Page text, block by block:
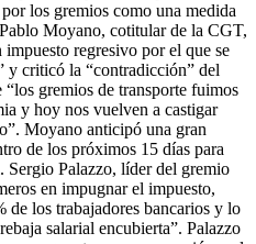
los gremios como una medida
Moyano, cotitular de la CGT,
regresivo por el que se
y criticó la “contradicción” del
gremios de transporte fuimos
y hoy nos vuelven a castigar
Moyano anticipó una gran
de los próximos 15 días para
Sergio Palazzo, líder del gremio
en impugnar el impuesto,
de los trabajadores bancarios y lo
salarial encubierta”. Palazzo